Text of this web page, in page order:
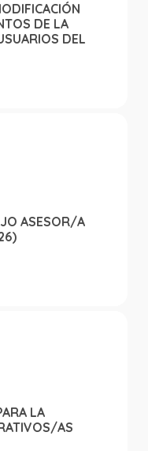
DE LA
DEL
ASESOR/A
LA
AS